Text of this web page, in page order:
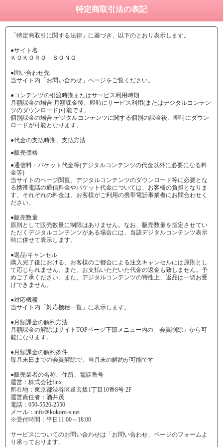
特定商取引法の表記
「特定商取引に関する法律」に基づき、以下のとおり表示します。
●サイト名
ＫＯＫＯＲＯ ＳＯＮＧ
●問い合わせ先
当サイト内「お問い合わせ」ページをご覧ください。
●コンテンツの引渡時期またはサービス利用時期
月額課金の場合:月額課金後、即時にサービス利用(またはデジタルコンテン
ツのダウンロード)可能です。
個別課金の場合:デジタルコンテンツに関する個別の課金後、即時にダウン
ロードが可能となります。
●代金の支払時期、支払方法
●販売価格
●通信料・パケット代金等(デジタルコンテンツの代金以外に必要になる料
金等)
当サイトのページ閲覧、デジタルコンテンツのダウンロード等に必要とな
る携帯電話の通信料金やパケット代金については、お客様の負担となりま
す。それぞれの料金は、お客様がご利用の携帯電話事業者にお問合わせく
ださい。
●販売数量
原則として販売数量に制限はありません。なお、販売数量を指定させてい
ただくデジタルコンテンツがある場合には、当該デジタルコンテンツ表示
時に併せて表示します。
●返品/キャンセル
購入完了後における、お客様のご都合による注文キャンセルには原則とし
て応じられません。また、お支払いただいた代金の返金も致しません。予
めご了承ください。また、デジタルコンテンツの特性上、返品は一切お受
けできません。
●対応機種
当サイト内「対応機種一覧」に表示します。
●月額課金の解約方法
月額課金の解除はサイトTOPページ下部メニュー内の「会員削除」から可
能になります。
●月額課金の解約条件
毎月末日までの会員解除で、当月末の解約が可能です
●販売業者の名称、住所、電話番号
運営：株式会社flux
所在地：東京都渋谷区道玄坂1丁目10番8号 2F
運営責任者：酒井茂
電話：050-5526-2550
メール：info＠kokoro-s.net
※受付時間：平日11:00～18:00
サービスについてのお問い合わせは「お問い合わせ」ページのフォームよ
り承っております。